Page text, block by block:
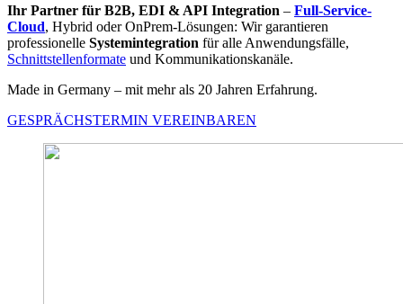
Ihr Partner für B2B, EDI & API Integration – Full-Service-
Cloud, Hybrid oder OnPrem-Lösungen: Wir garantieren
professionelle Systemintegration für alle Anwendungsfälle,
Schnittstellenformate und Kommunikationskanäle.
Made in Germany – mit mehr als 20 Jahren Erfahrung.
GESPRÄCHSTERMIN VEREINBAREN